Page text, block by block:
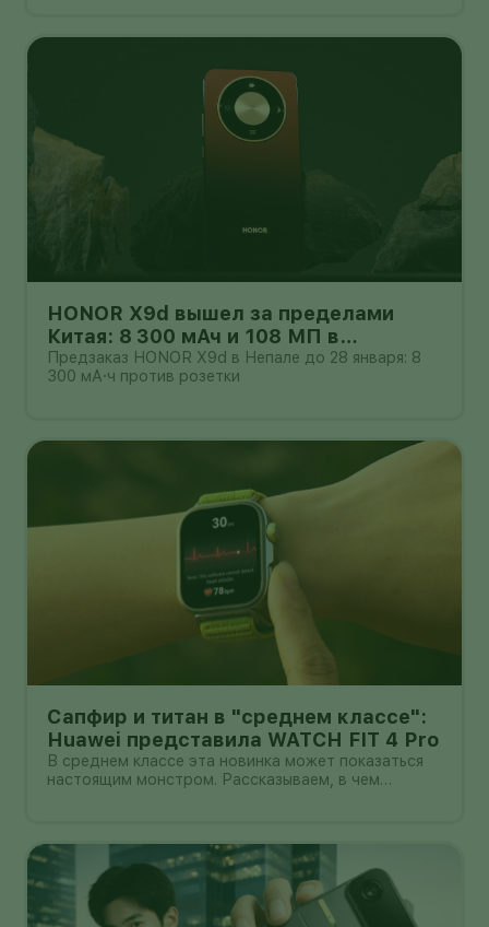
HONOR X9d вышел за пределами
Китая: 8 300 мАч и 108 МП в
бюджетном классе
Предзаказ HONOR X9d в Непале до 28 января: 8
300 мА·ч против розетки
Сапфир и титан в "среднем классе":
Huawei представила WATCH FIT 4 Pro
В среднем классе эта новинка может показаться
настоящим монстром. Рассказываем, в чем